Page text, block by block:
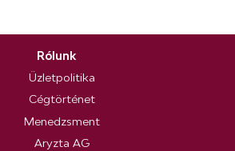
Rólunk
Üzletpolitika
Cégtörténet
Menedzsment
Aryzta AG